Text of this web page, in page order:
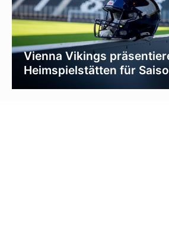
Vienna Vikings
Heimspielstätten für